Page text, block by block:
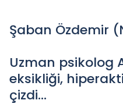
Şaban Özdemir
Uzman psikolog
eksikliği,
çizdi…